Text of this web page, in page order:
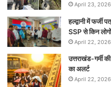
April 23, 2026
हल्द्वानी में फर्जी
SSP से किन
April 22, 2026
उत्तराखंड-गर्मी
का अलर्ट
April 22, 2026